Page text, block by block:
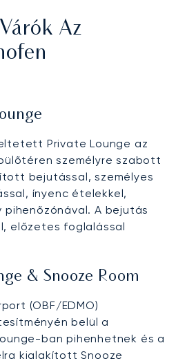
Az
Private Lounge az
személyre szabott
bejutással, személyes
ínyenc ételekkel,
pihenőzónával. A bejutás
előzetes foglalással
& Snooze Room
(OBF/EDMO)
belül a
ban pihenhetnek és a
kialakított Snooze